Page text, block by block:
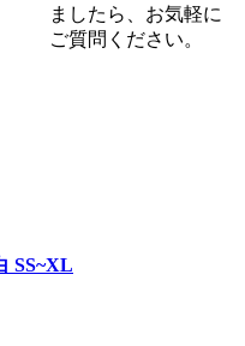
ましたら、お気軽に
ご質問ください。
SS~XL